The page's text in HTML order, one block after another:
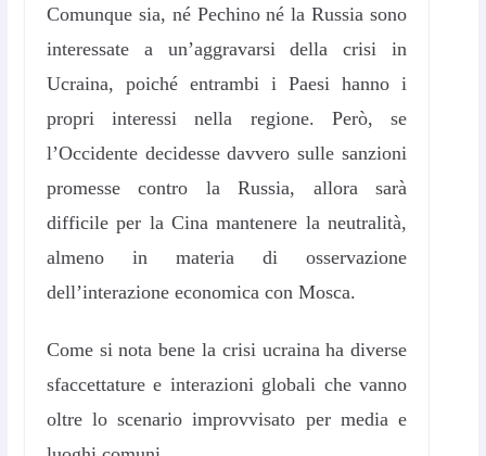
Comunque sia, né Pechino né la Russia sono
interessate a un’aggravarsi della crisi in
Ucraina, poiché entrambi i Paesi hanno i
propri interessi nella regione. Però, se
l’Occidente decidesse davvero sulle sanzioni
promesse contro la Russia, allora sarà
difficile per la Cina mantenere la neutralità,
almeno in materia di osservazione
dell’interazione economica con Mosca.
Come si nota bene la crisi ucraina ha diverse
sfaccettature e interazioni globali che vanno
oltre lo scenario improvvisato per media e